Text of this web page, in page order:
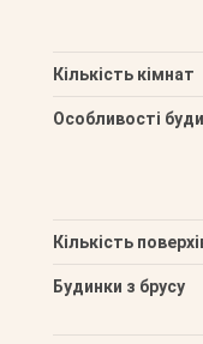
Кількість кімнат
Особливості
Кількість
Будинки з брусу